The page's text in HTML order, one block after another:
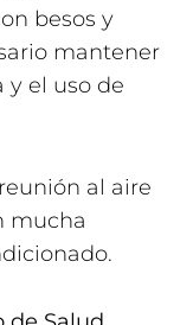
besos y
mantener
y el uso de
al aire
mucha